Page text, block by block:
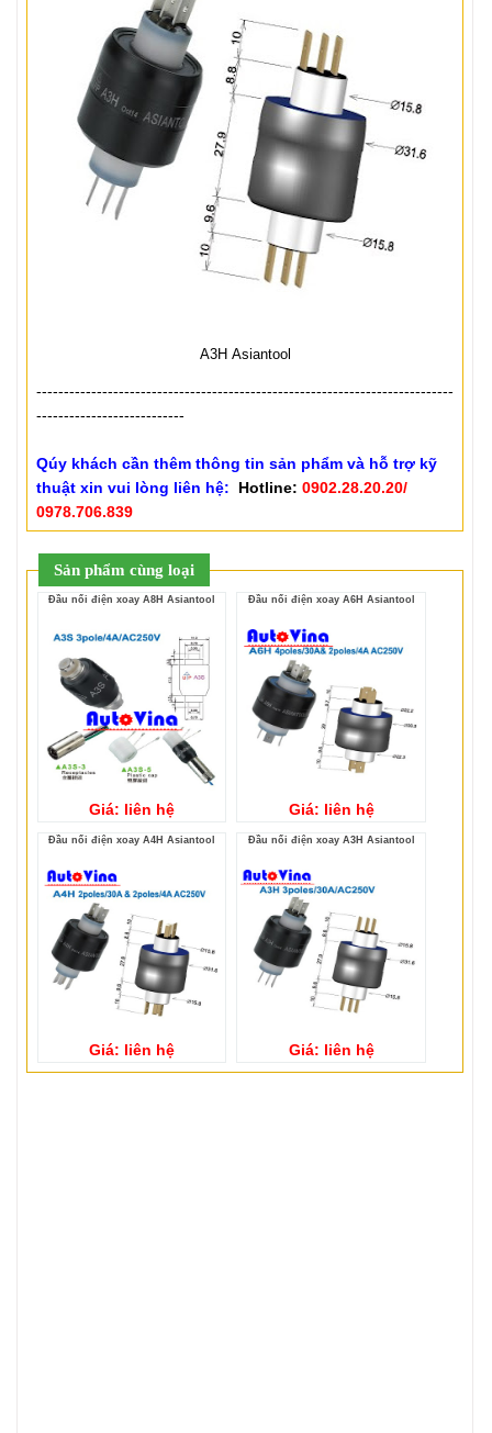
A3H Asiantool
----------------------------------------------------------------------------
---------------------------
Qúy khách cần thêm thông tin sản phẩm và hỗ trợ kỹ
thuật xin vui lòng liên hệ:
Hotline: 0902.28.20.20/
0978.706.839
Sản phẩm cùng loại
Đầu nối điện xoay A8H Asiantool
Giá: liên hệ
Đầu nối điện xoay A6H Asiantool
Giá: liên hệ
Đầu nối điện xoay A4H Asiantool
Giá: liên hệ
Đầu nối điện xoay A3H Asiantool
Giá: liên hệ